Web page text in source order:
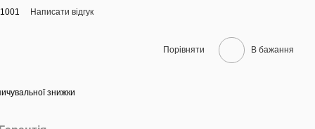
Написати відгук
Порівняти В бажання
знижки